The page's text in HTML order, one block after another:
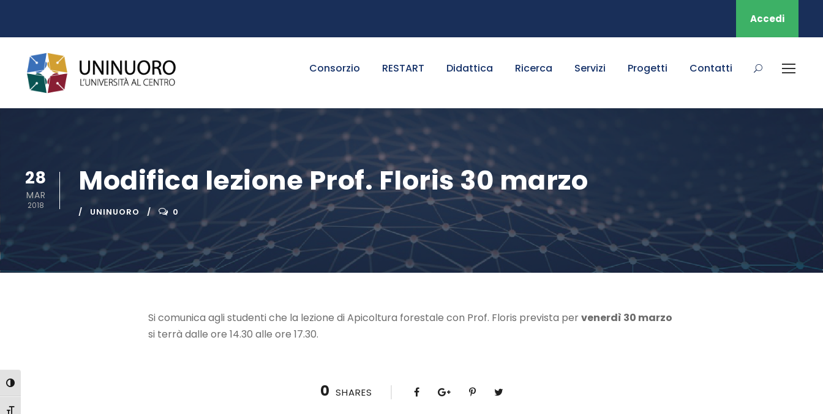
Attiva/disattiva alto contrasto
Accedi
Consorzio RESTART Didattica Ricerca Servizi Progetti Contatti
28
MAR
2018
Modifica lezione Prof. Floris 30 marzo
UNINUORO 0
Si comunica agli studenti che la lezione di Apicoltura forestale con Prof. Floris prevista pervenerdì 30 marzo
si terrà dalle ore 14.30 alle ore 17.30.
0 SHARES